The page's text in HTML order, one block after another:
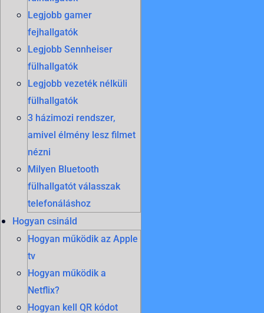
Legjobb gamer
fejhallgatók
Legjobb Sennheiser
fülhallgatók
Legjobb vezeték nélküli
fülhallgatók
3 házimozi rendszer,
amivel élmény lesz filmet
nézni
Milyen Bluetooth
fülhallgatót válasszak
telefonáláshoz
Hogyan csináld
Hogyan működik az Apple
tv
Hogyan működik a
Netflix?
Hogyan kell QR kódot